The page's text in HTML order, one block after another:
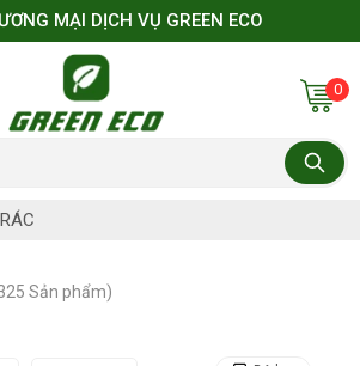
MẠI DỊCH VỤ GREEN ECO
0
Sản phẩm)